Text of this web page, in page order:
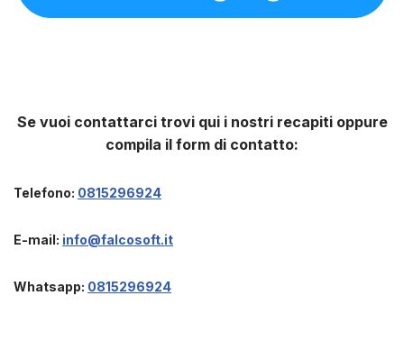
Se vuoi contattarci trovi qui i nostri recapiti oppure
compila il form di contatto:
Telefono: 0815296924
E-mail: info@falcosoft.it
Whatsapp: 0815296924